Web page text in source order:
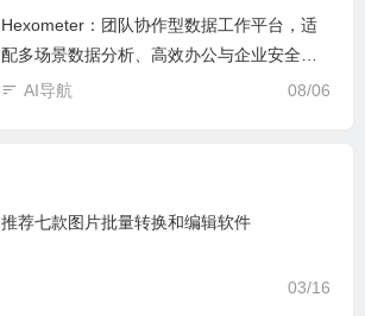
Hexometer：团队协作型数据工作平台，适
配多场景数据分析、高效办公与企业安全管
控
08/06
AI导航
推荐七款图片批量转换和编辑软件
03/16